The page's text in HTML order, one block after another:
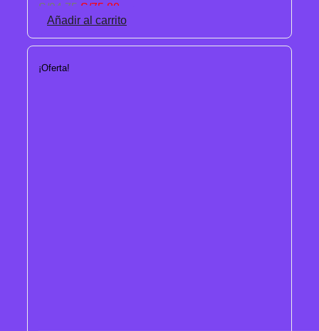
S/94.75 El
precio
era:
S/75.80
precio
es:
Añadir al carrito
¡Oferta!